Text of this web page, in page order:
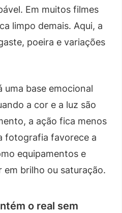
Em muitos filmes
limpo demais. Aqui, a
poeira e variações
uma base emocional
a cor e a luz são
a ação fica menos
fotografia favorece a
equipamentos e
em brilho ou saturação.
o real sem